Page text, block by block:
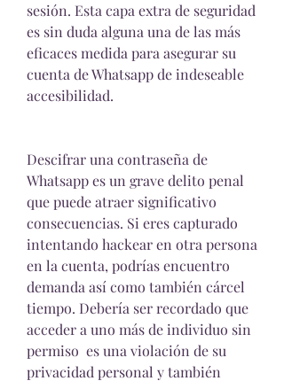
sesión. Esta capa extra de seguridad
es sin duda alguna una de las más
eficaces medida para asegurar su
cuenta de Whatsapp de indeseable
accesibilidad.
Descifrar una contraseña de
Whatsapp es un grave delito penal
que puede atraer significativo
consecuencias. Si eres capturado
intentando hackear en otra persona
en la cuenta, podrías encuentro
demanda así como también cárcel
tiempo. Debería ser recordado que
acceder a uno más de individuo sin
permiso  es una violación de su
privacidad personal y también